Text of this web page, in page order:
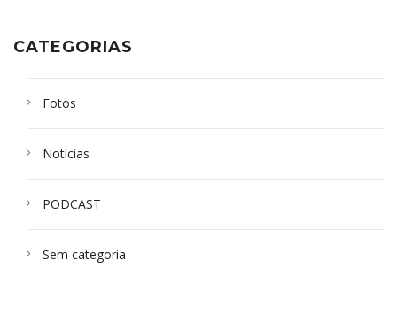
CATEGORIAS
Fotos
Notícias
PODCAST
Sem categoria